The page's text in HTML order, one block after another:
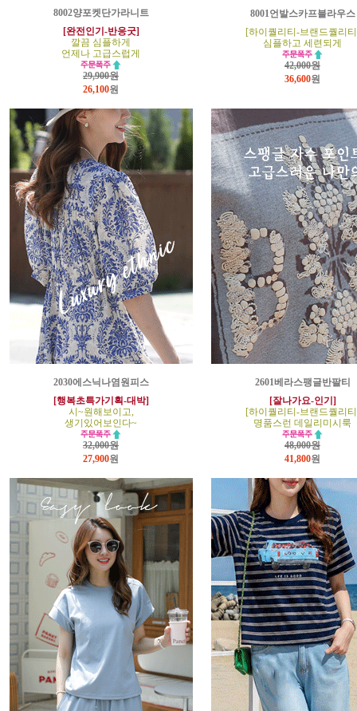
8002양포켓단가라니트
[완전인기-반응굿]
깔끔 심플하게
언제나 고급스럽게
29,900원
26,100원
8001언발스카프블라우스
[하이퀄리티-브랜드퀄리
심플하고 세련되게
42,000원
36,600원
2030에스닉나염원피스
[행복초특가기획-대박]
시~원해보이고,
생기있어보인다~
32,000원
27,900원
2601베라스팽글반팔티
[잘나가요-인기]
[하이퀄리티-브랜드퀄리
명품스런 데일리미시룩
48,000원
41,800원